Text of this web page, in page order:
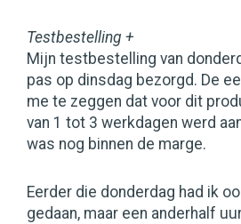
Testbestelling +
Mijn testbestelling van
pas op dinsdag bezorgd. De
me te zeggen dat voor dit
van 1 tot 3 werkdagen werd
was nog binnen de marge.
Eerder die donderdag had ik
gedaan, maar een anderhalf